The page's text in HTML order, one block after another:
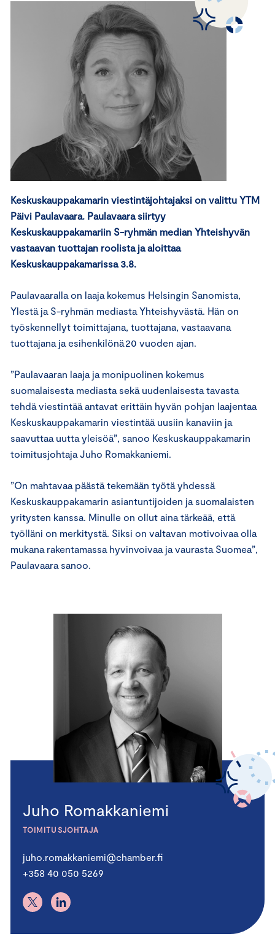
Keskuskauppakamarin viestintäjohtajaksi on valittu YTM
Päivi Paulavaara. Paulavaara siirtyy
Keskuskauppakamariin S-ryhmän median Yhteishyvän
vastaavan tuottajan roolista ja aloittaa
Keskuskauppakamarissa 3.8.
Paulavaaralla on laaja kokemus Helsingin Sanomista,
Ylestä ja S-ryhmän mediasta Yhteishyvästä. Hän on
työskennellyt toimittajana, tuottajana, vastaavana
tuottajana ja esihenkilönä 20 vuoden ajan.
”Paulavaaran laaja ja monipuolinen kokemus
suomalaisesta mediasta sekä uudenlaisesta tavasta
tehdä viestintää antavat erittäin hyvän pohjan laajentaa
Keskuskauppakamarin viestintää uusiin kanaviin ja
saavuttaa uutta yleisöä”, sanoo Keskuskauppakamarin
toimitusjohtaja Juho Romakkaniemi.
”On mahtavaa päästä tekemään työtä yhdessä
Keskuskauppakamarin asiantuntijoiden ja suomalaisten
yritysten kanssa. Minulle on ollut aina tärkeää, että
työlläni on merkitystä. Siksi on valtavan motivoivaa olla
mukana rakentamassa hyvinvoivaa ja vaurasta Suomea”,
Paulavaara sanoo.
Juho Romakkaniemi
TOIMITUSJOHTAJA
juho.romakkaniemi@chamber.fi
+358 40 050 5269